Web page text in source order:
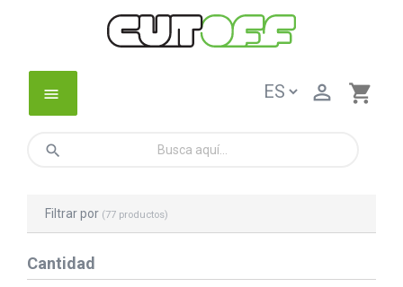
menu shopping_cart

search
Filtrar por (77 productos)
Cantidad